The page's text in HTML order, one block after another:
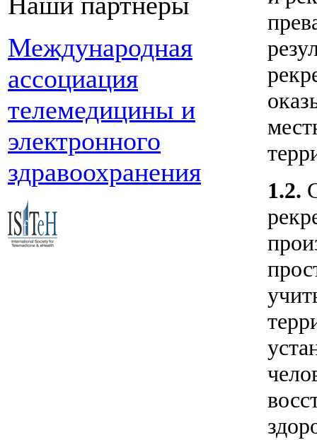
Международная
ассоциация
телемедицины и
электронного
здравоохранения
1.2.